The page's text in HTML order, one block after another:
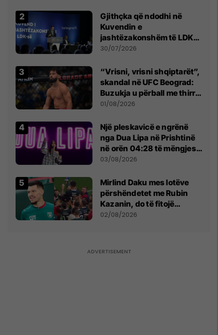
Gjithçka që ndodhi në
Kuvendin e
jashtëzakonshëm të LDK-
së
30/07/2026
“Vrisni, vrisni shqiptarët”,
skandal në UFC Beograd:
Buzukja u përball me thirrje
anti-shqiptare nga
01/08/2026
Një pleskavicë e ngrënë
nga Dua Lipa në Prishtinë
në orën 04:28 të mëngjesit
- dhe bota digjitale serbe
03/08/2026
Mirlind Daku mes lotëve
përshëndetet me Rubin
Kazanin, do të fitojë
miliona te Spartak Moska
02/08/2026